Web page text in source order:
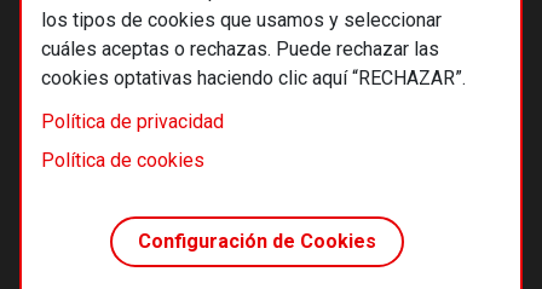
los tipos de cookies que usamos y seleccionar
cuáles aceptas o rechazas. Puede rechazar las
cookies optativas haciendo clic aquí “RECHAZAR”.
Política de privacidad
Política de cookies
Configuración de Cookies
© 2026 Alternativas económicas SCCL
Footer
Términos y condiciones de uso
Política de cookies
Principios editoriales